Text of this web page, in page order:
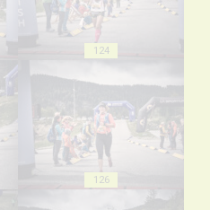
124
126